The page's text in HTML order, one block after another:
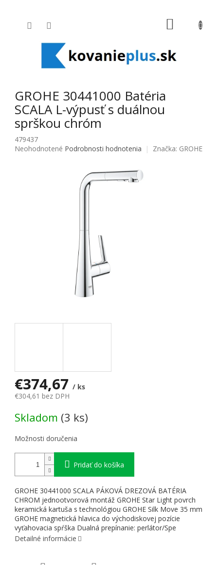
GROHE 30441000 Batéria
SCALA L-výpusť s duálnou
sprškou chróm
479437
Priemerné hodnotenie produktu je 0,0 z 5 hviezdičiek.
Neohodnotené Podrobnosti hodnotenia Značka: GROHE
€374,67 / ks
€304,61 bez DPH
Skladom (3 ks)
Možnosti doručenia
Pridať do košíka
GROHE 30441000 SCALA PÁKOVÁ DREZOVÁ BATÉRIA
CHROM jednootvorová montáž GROHE Star Light povrch
keramická kartuša s technológiou GROHE Silk Move 35 mm
GROHE magnetická hlavica do východiskovej pozície
vyťahovacia spŕška Dualná prepínanie: perlátor/Spe
Detailné informácie